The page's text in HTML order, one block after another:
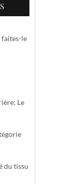
faites-le
Le
du tissu